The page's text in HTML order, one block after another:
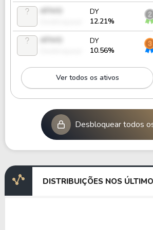
DY
12.21%
DY
10.56%
Ver todos os ativos
Desbloquear todos
DISTRIBUIÇÕES NOS